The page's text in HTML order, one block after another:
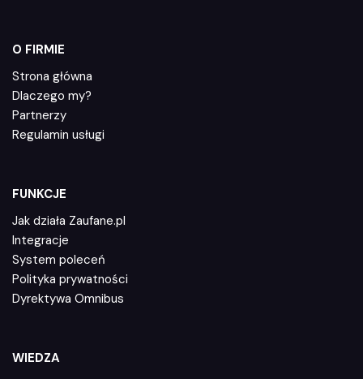
O FIRMIE
Strona główna
Dlaczego my?
Partnerzy
Regulamin usługi
FUNKCJE
Jak działa Zaufane.pl
Integracje
System poleceń
Polityka prywatności
Dyrektywa Omnibus
WIEDZA